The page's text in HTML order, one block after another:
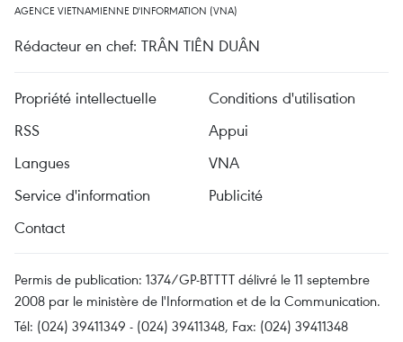
AGENCE VIETNAMIENNE D'INFORMATION (VNA)
Rédacteur en chef: TRÂN TIÊN DUÂN
Propriété intellectuelle
Conditions d'utilisation
RSS
Appui
Langues
VNA
Service d'information
Publicité
Contact
Permis de publication: 1374/GP-BTTTT délivré le 11 septembre
2008 par le ministère de l'Information et de la Communication.
Tél: (024) 39411349 - (024) 39411348, Fax: (024) 39411348